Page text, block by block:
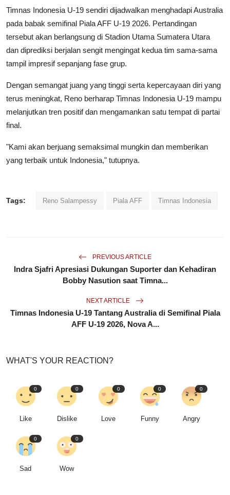
Timnas Indonesia U-19 sendiri dijadwalkan menghadapi Australia
pada babak semifinal Piala AFF U-19 2026. Pertandingan
tersebut akan berlangsung di Stadion Utama Sumatera Utara
dan diprediksi berjalan sengit mengingat kedua tim sama-sama
tampil impresif sepanjang fase grup.
Dengan semangat juang yang tinggi serta kepercayaan diri yang
terus meningkat, Reno berharap Timnas Indonesia U-19 mampu
melanjutkan tren positif dan mengamankan satu tempat di partai
final.
"Kami akan berjuang semaksimal mungkin dan memberikan
yang terbaik untuk Indonesia," tutupnya.
Tags: Reno Salampessy Piala AFF Timnas Indonesia
PREVIOUS ARTICLE
Indra Sjafri Apresiasi Dukungan Suporter dan Kehadiran
Bobby Nasution saat Timna...
NEXT ARTICLE
Timnas Indonesia U-19 Tantang Australia di Semifinal Piala
AFF U-19 2026, Nova A...
WHAT'S YOUR REACTION?
0
Like
0
Dislike
0
Love
0
Funny
0
Angry
0
Sad
0
Wow